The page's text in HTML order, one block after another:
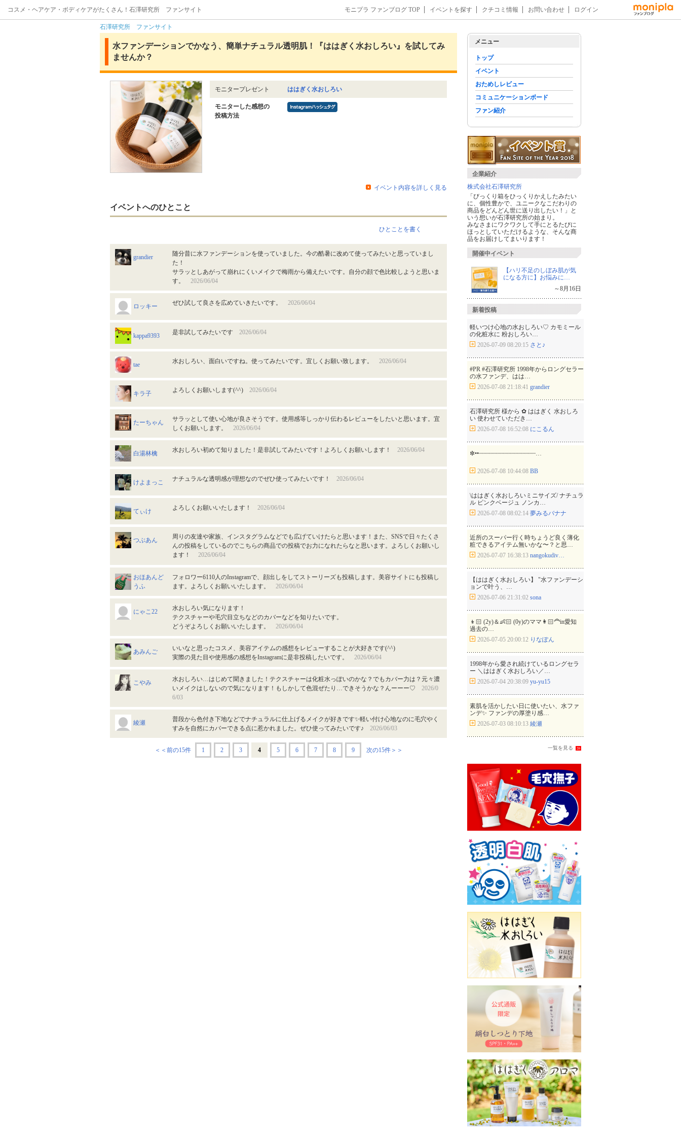
コスメ・ヘアケア・ボディケアがたくさん！石澤研究所 ファンサイト モニプラ ファンブログ TOP イベントを探す クチコミ情報 お問い合わせ ログイン
石澤研究所 ファンサイト
水ファンデーションでかなう、簡単ナチュラル透明肌！『ははぎく水おしろい』を試してみ
ませんか？
モニタープレゼント ははぎく水おしろい
モニターした感想の
投稿方法
イベント内容を詳しく見る
イベントへのひとこと
ひとことを書く
grandier
随分昔に水ファンデーションを使っていました。今の酷暑に改めて使ってみたいと思っていまし
た！
サラッとしあがって崩れにくいメイクで梅雨から備えたいです。自分の顔で色比較しようと思いま
す。 2026/06/04
ロッキー ぜひ試して良さを広めていきたいです。 2026/06/04
kappa9393 是非試してみたいです 2026/06/04
tae 水おしろい、面白いですね。使ってみたいです。宜しくお願い致します。 2026/06/04
キラ子 よろしくお願いします(^^) 2026/06/04
たーちゃん
サラッとして使い心地が良さそうです。使用感等しっかり伝わるレビューをしたいと思います。宜
しくお願いします。 2026/06/04
白湯林檎 水おしろい初めて知りました！是非試してみたいです！よろしくお願いします！ 2026/06/04
けよまっこ ナチュラルな透明感が理想なのでぜひ使ってみたいです！ 2026/06/04
てぃけ よろしくお願いいたします！ 2026/06/04
つぶあん
周りの友達や家族、インスタグラムなどでも広げていけたらと思います！また、SNSで日々たくさ
んの投稿をしているのでこちらの商品での投稿でお力になれたらなと思います。よろしくお願いし
ます！ 2026/06/04
おほあんど
うふ
フォロワー6110人のInstagramで、顔出しをしてストーリーズも投稿します。美容サイトにも投稿し
ます。よろしくお願いいたします。 2026/06/04
にゃこ22
水おしろい気になります！
テクスチャーや毛穴目立ちなどのカバーなどを知りたいです。
どうぞよろしくお願いいたします。 2026/06/04
あみんご
いいなと思ったコスメ、美容アイテムの感想をレビューすることが大好きです(^^)
実際の見た目や使用感の感想をInstagramに是非投稿したいです。 2026/06/04
こやみ
水おしろい…はじめて聞きました！テクスチャーは化粧水っぽいのかな？でもカバー力は？元々濃
いメイクはしないので気になります！もしかして色混ぜたり…できそうかな？んーーー♡ 2026/0
6/03
綾瀬
普段から色付き下地などでナチュラルに仕上げるメイクが好きです✨軽い付け心地なのに毛穴やく
すみを自然にカバーできる点に惹かれました。ぜひ使ってみたいです♪ 2026/06/03
＜＜前の15件 1 2 3 4 5 6 7 8 9 次の15件＞＞
メニュー
トップ
イベント
おためしレビュー
コミュニケーションボード
ファン紹介
企業紹介
株式会社石澤研究所
「びっくり箱をひっくりかえしたみたい
に、個性豊かで、ユニークなこだわりの
商品をどんどん世に送り出したい！」と
いう想いが石澤研究所の始まり。
みなさまにワクワクして手にとるたびに
ほっとしていただけるような、そんな商
品をお届けしてまいります！
開催中イベント
【ハリ不足のしぼみ肌が気
になる方に】お悩みに…
～8月16日
新着投稿
軽いつけ心地の水おしろい♡ カモミール
の化粧水に 粉おしろい…
2026-07-09 08:20:15 さと♪
#PR #石澤研究所 1998年からロングセラー
の水ファンデ、はは…
2026-07-08 21:18:41 grandier
石澤研究所 様から ‪✿ ははぎく 水おしろ
い 使わせていただき…
2026-07-08 16:52:08 にこるん
✼••┈┈┈┈┈┈┈┈┈┈┈┈┈┈┈┈…
2026-07-08 10:44:08 BB
\ははぎく水おしろいミニサイズ/ ナチュラ
ル ピンクベージュ ノンカ…
2026-07-08 08:02:14 夢みるバナナ
近所のスーパー行く時ちょうど良く薄化
粧できるアイテム無いかな〜？と思…
2026-07-07 16:38:13 nangokudiv…
【ははぎく水おしろい】 "水ファンデーシ
ョンで叶う、…
2026-07-06 21:31:02 sona
👦🏻 (2y)＆👶🏻 (0y)のママ👩🏻‍🦰in愛知
過去の…
2026-07-05 20:00:12 りなぽん
1998年から愛され続けているロングセラ
ー ＼ははぎく水おしろい／…
2026-07-04 20:38:09 yu-yu15
素肌を活かしたい日に使いたい、水ファ
ンデ✨ ファンデの厚塗り感…
2026-07-03 08:10:13 綾瀬
一覧を見る